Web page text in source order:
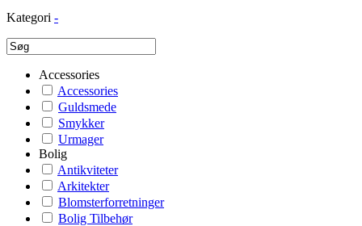
Kategori -
Accessories
Accessories
Guldsmede
Smykker
Urmager
Bolig
Antikviteter
Arkitekter
Blomsterforretninger
Bolig Tilbehør